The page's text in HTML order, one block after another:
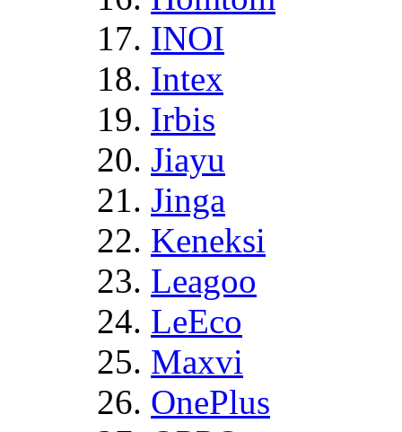
INOI
Intex
Irbis
Jiayu
Jinga
Keneksi
Leagoo
LeEco
Maxvi
OnePlus